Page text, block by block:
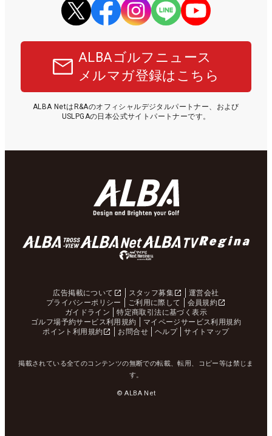
ALBAゴルフニュース
メルマガ登録はこちら
ALBA NetはR&Aのオフィシャルデジタルパートナー、および
USLPGAの日本公式サイトパートナーです。
広告掲載について スタッフ募集
運営会社
プライバシーポリシー
ご利用に際して
会員規約
ガイドライン
特定商取引法に基づく表示
ゴルフ場予約サービス利用規約
マイページサービス利用規約
ポイント利用規約
お問合せ ヘルプ サイトマップ
掲載されている全てのコンテンツの無断での転載、転用、コピー等は禁じま
す。
© ALBA Net